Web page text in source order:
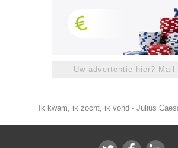
Uw advertentie hier? Mail
Ik kwam, ik zocht, ik vond - Julius